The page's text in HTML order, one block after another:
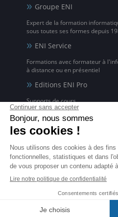
Groupe ENI
Expert de la formation
sous toutes ses formes depuis
ENI Service
Formations avec formateur à
à distance ou en présentiel
Editions ENI Pro
Supports de cours
pour les organismes de formation
ENI elearning
La solution de formation à
disponible en 5 langues
Certifications ENI
Certifications à l'informatique